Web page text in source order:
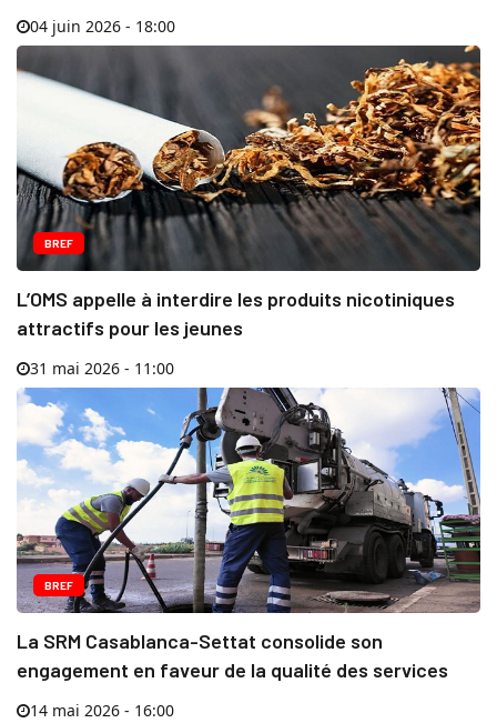
04 juin 2026 - 18:00
BREF
L’OMS appelle à interdire les produits nicotiniques
attractifs pour les jeunes
31 mai 2026 - 11:00
BREF
La SRM Casablanca-Settat consolide son
engagement en faveur de la qualité des services
14 mai 2026 - 16:00